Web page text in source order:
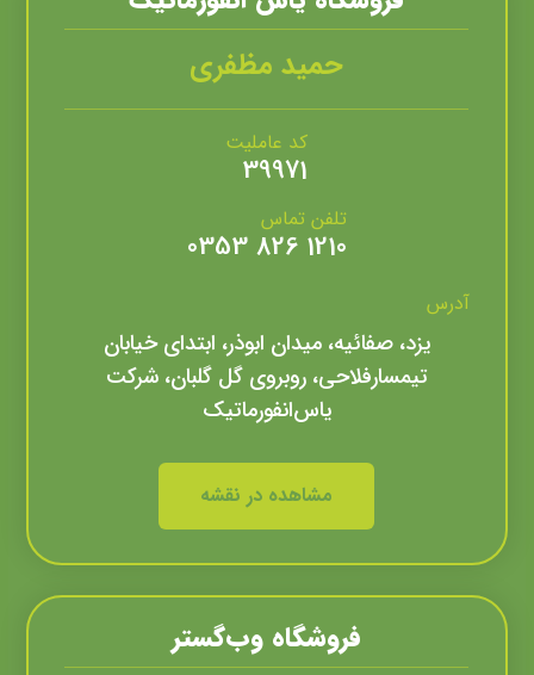
حمید مظفری
کد عاملیت
39971
تلفن تماس
1210 826 0353
آدرس
یزد، صفائیه، میدان ابوذر، ابتدای خیابان
تیمسارفلاحی، روبروی گل گلبان، شرکت
یاس‌انفورماتيک
مشاهده در نقشه
فروشگاه وب‌گستر